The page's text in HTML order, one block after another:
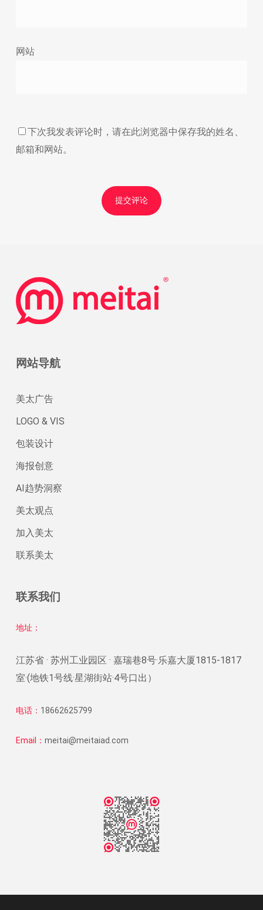
网站
下次我发表评论时，请在此浏览器中保存我的姓名、
邮箱和网站。
网站导航
美太广告
LOGO & VIS
包装设计
海报创意
AI趋势洞察
美太观点
加入美太
联系美太
联系我们
地址：
江苏省 · 苏州工业园区 · 嘉瑞巷8号·乐嘉大厦1815-1817
室·(地铁1号线·星湖街站·4号口出）
电话： 18662625799
Email： meitai@meitaiad.com